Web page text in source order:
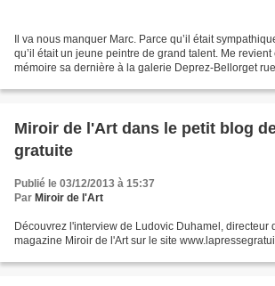
Il va nous manquer Marc. Parce qu’il était
qu’il était un jeune peintre de grand talent. Me revient
mémoire sa dernière à la galerie Deprez-Bellorget
Miroir de l'Art dans le petit blog
gratuite
Publié le 03/12/2013 à 15:37
Par Miroir de l'Art
Découvrez l'interview de Ludovic Duhamel, directeur
magazine Miroir de l'Art sur le site